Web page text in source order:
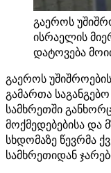
გაეროს
ისრაელის
დატოვება
გაეროს
გამართა
სამხრეთში
მოქმედებებისა და
სხდომაზე წევრმა
სამხრეთიდან